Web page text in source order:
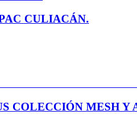
CULIACÁN.
COLECCIÓN MESH Y